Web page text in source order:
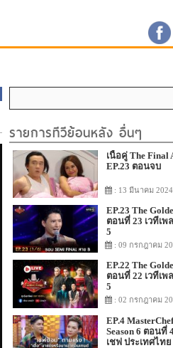
รายการทีวีย้อนหลัง อื่นๆ
เนื้อคู่ The Final
EP.23 ตอนจบ
: 13 มีนาคม
EP.23 The
ตอนที่ 23 เวทีเพ
5
: 09 กรกฎาคม
EP.22 The
ตอนที่ 22 เวทีเพ
5
: 02 กรกฎาคม
EP.4
Season 6 ตอนที่
เชฟ ประเทศไท